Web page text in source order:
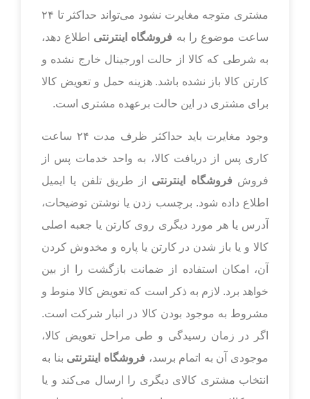
مشتری متوجه مغایرت نشود می‌تواند حداکثر تا ۲۴
ساعت موضوع را به فروشگاه اینترنتی اطلاع دهد،
به شرطی که کالا از حالت اورجینال خارج نشده و
کارتن کالا باز نشده باشد. هزینه حمل و تعویض کالا
برای مشتری در این حالت برعهده مشتری است.
وجود مغایرت باید حداکثر ظرف مدت ۲۴ ساعت
کاری پس از دریافت کالا، به واحد خدمات پس از
فروش فروشگاه اینترنتی از طریق تلفن یا ایمیل
اطلاع داده شود. برچسب زدن یا نوشتن توضیحات،
آدرس یا هر مورد دیگری روی کارتن یا جعبه اصلی
کالا و یا باز شدن در کارتن یا پاره و مخدوش کردن
آن، امکان استفاده از ضمانت بازگشت را از بین
خواهد برد. لازم به ذکر است که تعویض کالا منوط و
مشروط به موجود بودن کالا در انبار شرکت است.
اگر در زمان رسیدگی و طی مراحل تعویض کالا،
موجودی آن به اتمام برسد، فروشگاه اینترنتی بنا به
انتخاب مشتری کالای دیگری را ارسال می‌کند و یا